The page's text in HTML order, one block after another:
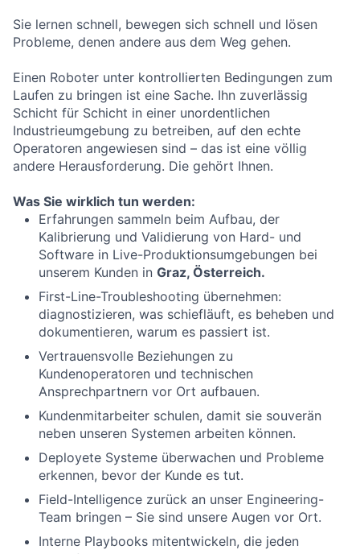
Sie lernen schnell, bewegen sich schnell und lösen
Probleme, denen andere aus dem Weg gehen.
Einen Roboter unter kontrollierten Bedingungen zum
Laufen zu bringen ist eine Sache. Ihn zuverlässig
Schicht für Schicht in einer unordentlichen
Industrieumgebung zu betreiben, auf den echte
Operatoren angewiesen sind – das ist eine völlig
andere Herausforderung. Die gehört Ihnen.
Was Sie wirklich tun werden:
Erfahrungen sammeln beim Aufbau, der
Kalibrierung und Validierung von Hard- und
Software in Live-Produktionsumgebungen bei
unserem Kunden in Graz, Österreich.
First-Line-Troubleshooting übernehmen:
diagnostizieren, was schiefläuft, es beheben und
dokumentieren, warum es passiert ist.
Vertrauensvolle Beziehungen zu
Kundenoperatoren und technischen
Ansprechpartnern vor Ort aufbauen.
Kundenmitarbeiter schulen, damit sie souverän
neben unseren Systemen arbeiten können.
Deployete Systeme überwachen und Probleme
erkennen, bevor der Kunde es tut.
Field-Intelligence zurück an unser Engineering-
Team bringen – Sie sind unsere Augen vor Ort.
Interne Playbooks mitentwickeln, die jeden